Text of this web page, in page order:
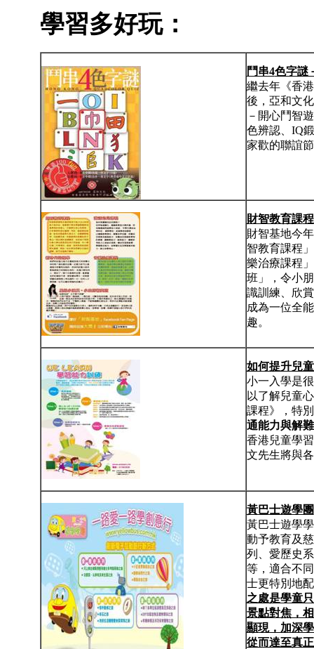
學習多好玩：
鬥串4色字謎
繼去年《香
後，亞和文
－開心鬥智
色辨認、IQ
家歡的聯誼
財智教育課程
財智基地今
智教育課程
樂治療課程
班」，令小
識訓練、欣
成為一位全
趣。
如何提升兒
小一入學是
以了解兒童
課程》，特
通能力與解
香港兒童學
文先生將與
黃巴士遊學團
黃巴士遊學
動予教育及
列、愛歷史
等，適合不
士更特別地
之處是學童
景點對焦，
顯現，加深
從而達至真